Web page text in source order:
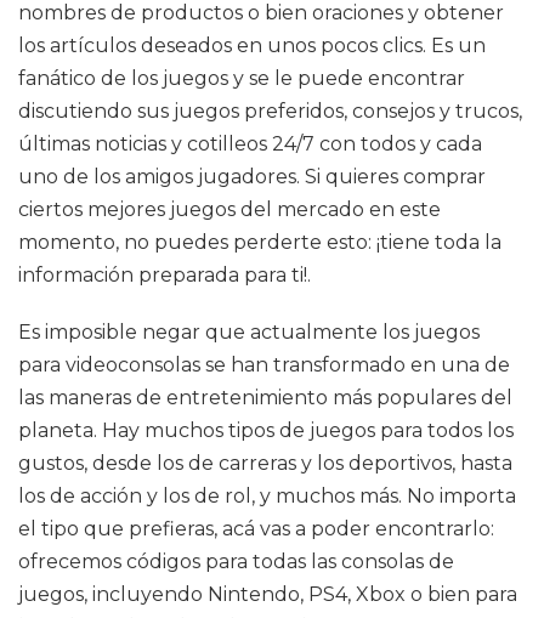
nombres de productos o bien oraciones y obtener
los artículos deseados en unos pocos clics. Es un
fanático de los juegos y se le puede encontrar
discutiendo sus juegos preferidos, consejos y trucos,
últimas noticias y cotilleos 24/7 con todos y cada
uno de los amigos jugadores. Si quieres comprar
ciertos mejores juegos del mercado en este
momento, no puedes perderte esto: ¡tiene toda la
información preparada para ti!.
Es imposible negar que actualmente los juegos
para videoconsolas se han transformado en una de
las maneras de entretenimiento más populares del
planeta. Hay muchos tipos de juegos para todos los
gustos, desde los de carreras y los deportivos, hasta
los de acción y los de rol, y muchos más. No importa
el tipo que prefieras, acá vas a poder encontrarlo:
ofrecemos códigos para todas las consolas de
juegos, incluyendo Nintendo, PS4, Xbox o bien para